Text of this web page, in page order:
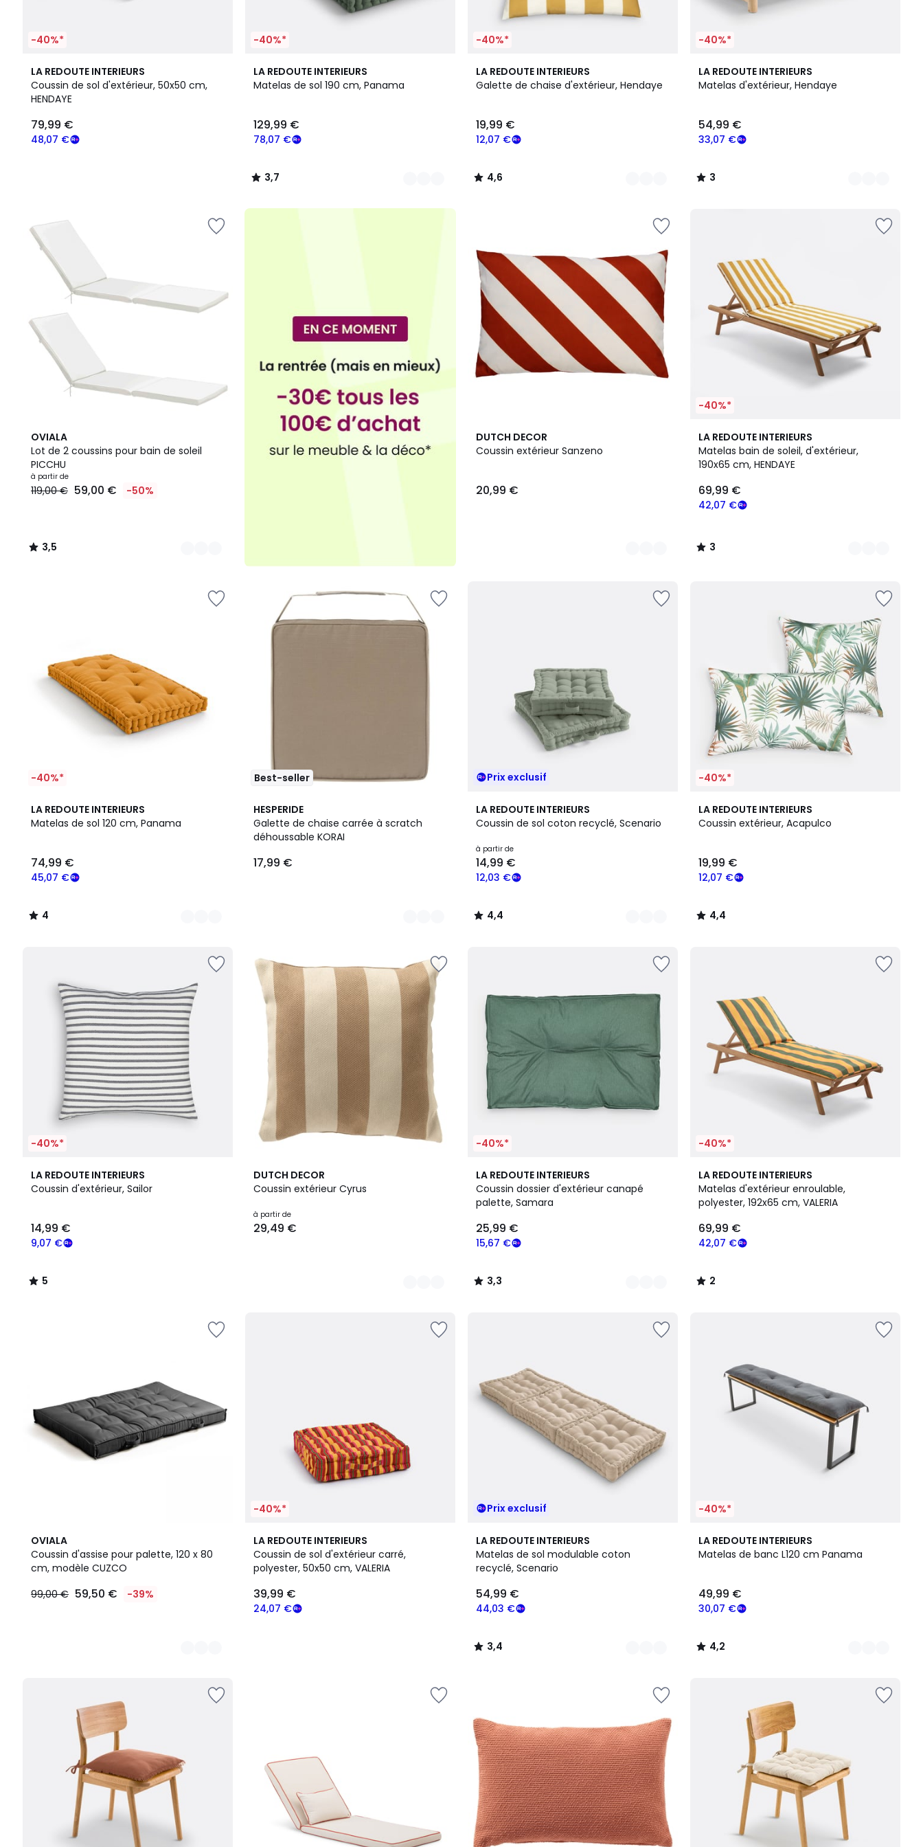
-40%*
LA REDOUTE INTERIEURS
Coussin de sol d'extérieur, 50x50 cm,
HENDAYE
€
souscrivez
la
place
48,07
48,07 €
79,99 €
-40%*
LA REDOUTE INTERIEURS
Matelas de sol 190 cm, Panama
78,07 €
129,99 €
3,7
/ 5
8
Couleurs
3,7
/
-40%*
LA REDOUTE INTERIEURS
Galette de chaise d'extérieur, Hendaye
12,07 €
19,99 €
4,6
/ 5
2
Couleurs
4,6
/
-40%*
LA REDOUTE INTERIEURS
Matelas d'extérieur, Hendaye
33,07 €
54,99 €
3
/
4
Couleurs
3
/
OVIALA
Lot de 2 coussins pour bain de soleil
PICCHU
à partir de
119,00 € 59,00 € -50%
3,5
/ 5
5
Couleurs
3,5
/
DUTCH DECOR
Coussin extérieur Sanzeno
20,99 €
2
Couleurs
-40%*
LA REDOUTE INTERIEURS
Matelas bain de soleil, d'extérieur,
190x65 cm, HENDAYE
42,07 €
69,99 €
3
/
5
2
Couleurs
3
/
-40%*
LA REDOUTE INTERIEURS
Matelas de sol 120 cm, Panama
45,07 €
74,99 €
4
/
8
Couleurs
4
/
Best-seller
HESPERIDE
Galette de chaise carrée à scratch
déhoussable KORAI
17,99 €
7
Couleurs
Prix exclusif
LA REDOUTE INTERIEURS
Coussin de sol coton recyclé, Scenario
à partir de
12,03 €
14,99 €
4,4
/ 5
9
Couleurs
4,4
/
-40%*
LA REDOUTE INTERIEURS
Coussin extérieur, Acapulco
12,07 €
19,99 €
4,4
/ 5
4,4
/
-40%*
LA REDOUTE INTERIEURS
Coussin d'extérieur, Sailor
9,07 €
14,99 €
5
/
5
/
DUTCH DECOR
Coussin extérieur Cyrus
à partir de
29,49 €
3
Couleurs
-40%*
LA REDOUTE INTERIEURS
Coussin dossier d'extérieur canapé
palette, Samara
15,67 €
25,99 €
3,3
/ 5
3
Couleurs
3,3
/
-40%*
LA REDOUTE INTERIEURS
Matelas d'extérieur enroulable,
polyester, 192x65 cm, VALERIA
42,07 €
69,99 €
2
/
5
2
/
OVIALA
Coussin d'assise pour palette, 120 x 80
cm, modèle CUZCO
99,00 € 59,50 € -39%
3
Couleurs
-40%*
LA REDOUTE INTERIEURS
Coussin de sol d'extérieur carré,
polyester, 50x50 cm, VALERIA
24,07 €
39,99 €
Prix exclusif
LA REDOUTE INTERIEURS
Matelas de sol modulable coton
recyclé, Scenario
44,03 €
54,99 €
3,4
/ 5
10
Couleurs
3,4
/
-40%*
LA REDOUTE INTERIEURS
Matelas de banc L120 cm Panama
30,07 €
49,99 €
4,2
/ 5
6
Couleurs
4,2
/